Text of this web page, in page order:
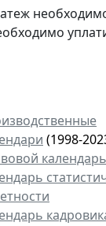
(1998-
календарь